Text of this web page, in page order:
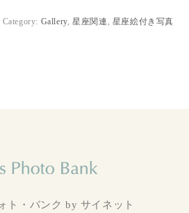
Category: Gallery,星座関連 , 星座絵付き写真
ト・バンク by サイネット